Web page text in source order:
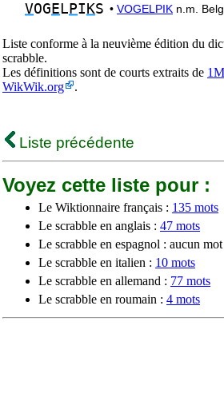
VOG E L PI KS • VOGELPIK n.m.
Liste conforme à la neuvième édition du
scrabble.
Les définitions sont de courts extraits de
WikWik.org
.
Liste précédente
Voyez cette liste pour :
Le Wiktionnaire français : 135 mots
Le scrabble en anglais : 47 mots
Le scrabble en espagnol : aucun mot
Le scrabble en italien : 10 mots
Le scrabble en allemand : 77 mots
Le scrabble en roumain : 4 mots